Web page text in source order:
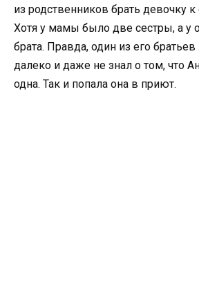
из родственников брать девочку к
Хотя у мамы было две сестры, а у
брата. Правда, один из его
далеко и даже не знал о том, что
одна. Так и попала она в приют.